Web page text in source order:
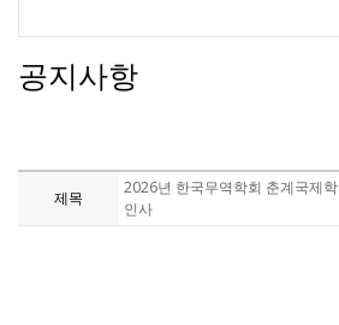
공지사항
제목
2026년 한국무역학회 춘계국제
인사